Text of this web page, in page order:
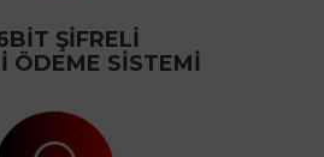
ŞİFRELİ
ÖDEME SİSTEMİ